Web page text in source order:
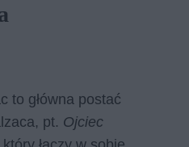
to główna postać
pt. Ojciec